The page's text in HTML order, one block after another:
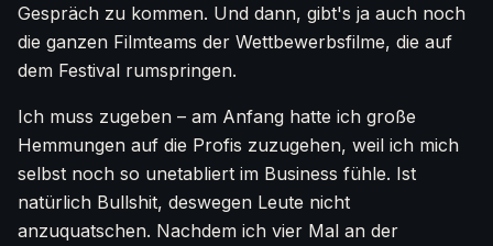
Gespräch zu kommen. Und dann, gibt's ja auch noch
die ganzen Filmteams der Wettbewerbsfilme, die auf
dem Festival rumspringen.
Ich muss zugeben – am Anfang hatte ich große
Hemmungen auf die Profis zuzugehen, weil ich mich
selbst noch so unetabliert im Business fühle. Ist
natürlich Bullshit, deswegen Leute nicht
anzuquatschen. Nachdem ich vier Mal an der